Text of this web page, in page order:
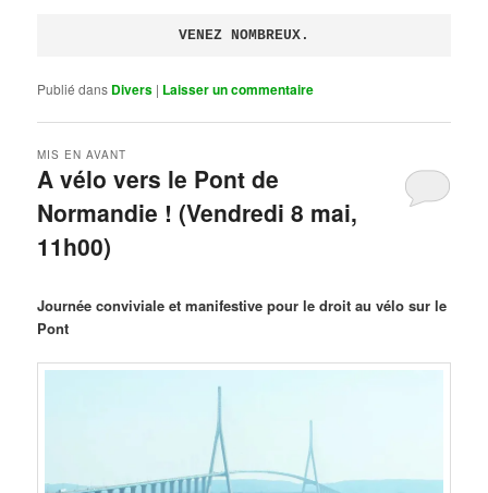
VENEZ NOMBREUX.
Publié dans Divers | Laisser un commentaire
A vélo vers le Pont de
Normandie ! (Vendredi 8 mai,
11h00)
MIS EN AVANT
Journée conviviale et manifestive pour le droit au vélo sur le
Pont